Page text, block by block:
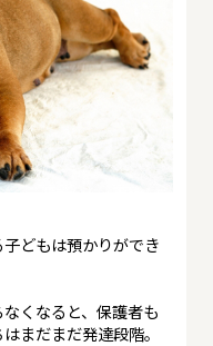
どもは預かりができ
くなると、保護者も
まだまだ発達段階。